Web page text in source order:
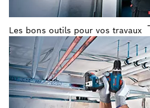
Les bons outils pour vos travaux